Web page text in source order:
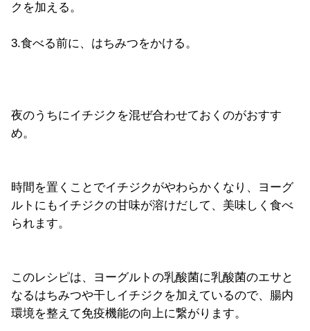
クを加える。
3.食べる前に、はちみつをかける。
夜のうちにイチジクを混ぜ合わせておくのがおすす
め。
時間を置くことでイチジクがやわらかくなり、ヨーグ
ルトにもイチジクの甘味が溶けだして、美味しく食べ
られます。
このレシピは、ヨーグルトの乳酸菌に乳酸菌のエサと
なるはちみつや干しイチジクを加えているので、腸内
環境を整えて免疫機能の向上に繋がります。